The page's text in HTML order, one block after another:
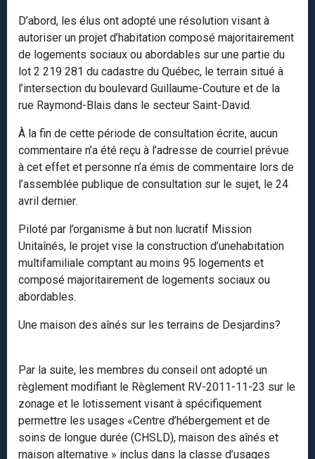
D’abord, les élus ont adopté une résolution visant à
autoriser un projet d’habitation composé majoritairement
de logements sociaux ou abordables sur une partie du
lot 2 219 281 du cadastre du Québec, le terrain situé à
l’intersection du boulevard Guillaume-Couture et de la
rue Raymond-Blais dans le secteur Saint-David.
À la fin de cette période de consultation écrite, aucun
commentaire n’a été reçu à l’adresse de courriel prévue
à cet effet et personne n’a émis de commentaire lors de
l’assemblée publique de consultation sur le sujet, le 24
avril dernier.
Piloté par l’organisme à but non lucratif Mission
Unitaînés, le projet vise la construction d’unehabitation
multifamiliale comptant au moins 95 logements et
composé majoritairement de logements sociaux ou
abordables.
Une maison des aînés sur les terrains de Desjardins?
Par la suite, les membres du conseil ont adopté un
règlement modifiant le Règlement RV-2011-11-23 sur le
zonage et le lotissement visant à spécifiquement
permettre les usages «Centre d’hébergement et de
soins de longue durée (CHSLD), maison des aînés et
maison alternative » inclus dans la classe d’usages